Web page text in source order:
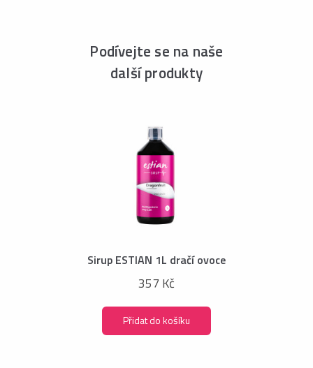
Podívejte se na naše
další produkty
Sirup ESTIAN 1L dračí ovoce
357 Kč
Přidat do košíku